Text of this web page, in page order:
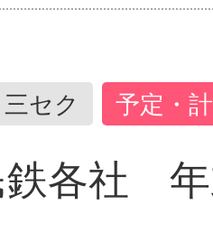
セク 予定・
鉄各社